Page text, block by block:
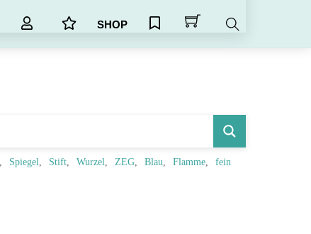
SHOP
Spiegel Stift Wurzel ZEG Blau Flamme fein